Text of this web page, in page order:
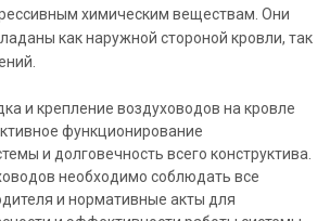
химическим веществам. Они
как наружной стороной кровли, так
и крепление воздуховодов на кровле
функционирование
и долговечность всего конструктива.
необходимо соблюдать все
и нормативные акты для